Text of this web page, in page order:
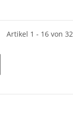
Artikel 1 - 16 von 32